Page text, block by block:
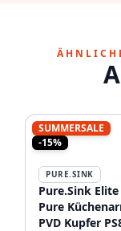
SUMMERSALE
-15%
PURE.SINK
Pure.Sink
Pure
PVD Kupfer